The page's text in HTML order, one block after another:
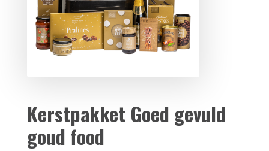
Kerstpakket Goed gevuld
goud food